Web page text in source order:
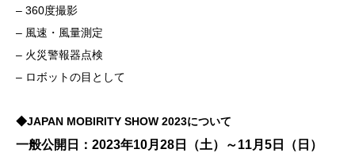
– 360度撮影
– 風速・風量測定
– 火災警報器点検
– ロボットの目として
◆JAPAN MOBIRITY SHOW 2023について
一般公開日：2023年10月28日（土）～11月5日（日）